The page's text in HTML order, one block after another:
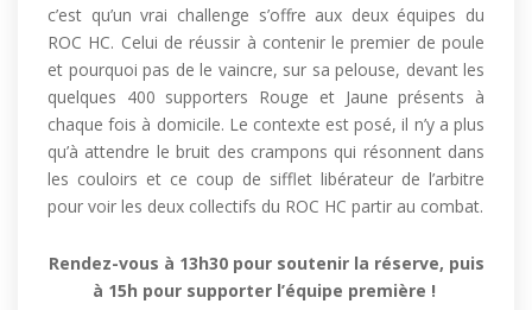
c’est qu’un vrai challenge s’offre aux deux équipes du
ROC HC. Celui de réussir à contenir le premier de poule
et pourquoi pas de le vaincre, sur sa pelouse, devant les
quelques 400 supporters Rouge et Jaune présents à
chaque fois à domicile. Le contexte est posé, il n’y a plus
qu’à attendre le bruit des crampons qui résonnent dans
les couloirs et ce coup de sifflet libérateur de l’arbitre
pour voir les deux collectifs du ROC HC partir au combat.
Rendez-vous à 13h30 pour soutenir la réserve, puis
à 15h pour supporter l’équipe première !